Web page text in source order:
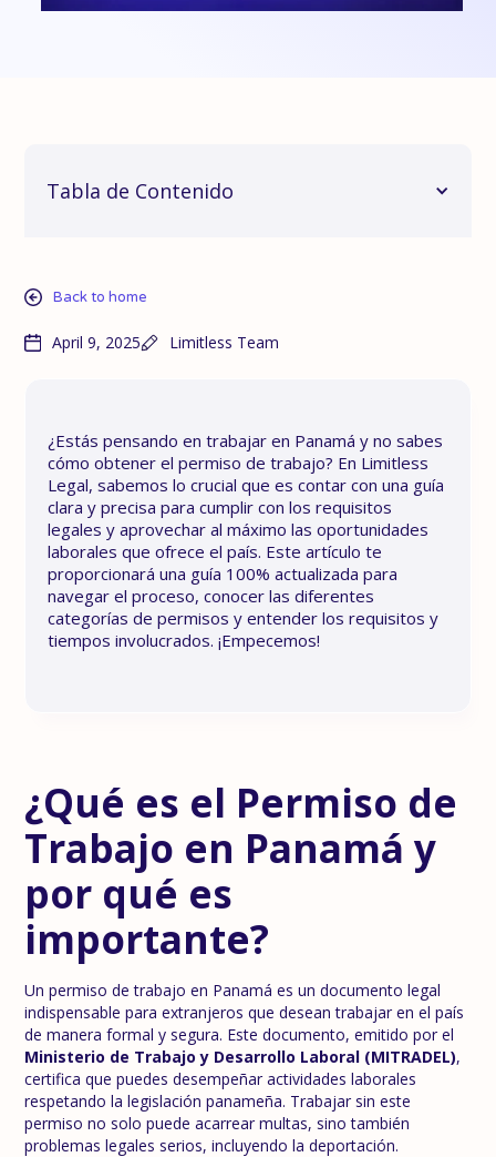
Back to home
April 9, 2025 Limitless Team
¿Estás pensando en trabajar en Panamá y no sabes
cómo obtener el permiso de trabajo? En Limitless
Legal, sabemos lo crucial que es contar con una guía
clara y precisa para cumplir con los requisitos
legales y aprovechar al máximo las oportunidades
laborales que ofrece el país. Este artículo te
proporcionará una guía 100% actualizada para
navegar el proceso, conocer las diferentes
categorías de permisos y entender los requisitos y
tiempos involucrados. ¡Empecemos!
¿Qué es el Permiso de
Trabajo en Panamá y
por qué es
importante?
Un permiso de trabajo en Panamá es un documento legal
indispensable para extranjeros que desean trabajar en el país
de manera formal y segura. Este documento, emitido por el
Ministerio de Trabajo y Desarrollo Laboral (MITRADEL),
certifica que puedes desempeñar actividades laborales
respetando la legislación panameña. Trabajar sin este
permiso no solo puede acarrear multas, sino también
problemas legales serios, incluyendo la deportación.
Tabla de Contenido